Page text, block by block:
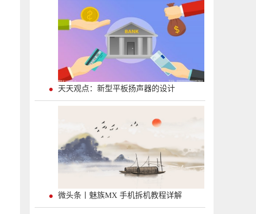
天天观点：新型平板扬声器的设计
微头条丨魅族MX 手机拆机教程详解